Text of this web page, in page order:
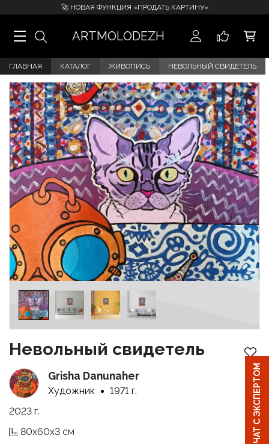
🚀 НОВАЯ ФУНКЦИЯ «ПРОДАТЬ КАРТИНУ»
ARTMOLODEZH
ГЛАВНАЯ КАТАЛОГ ЖИВОПИСЬ НЕВОЛЬНЫЙ СВИДЕТЕЛЬ
Невольный свидетель
Grisha Danunaher
Художник
1971 г.
2023 г.
80x60x3 см
ЧАТ С ЭКСПЕРТОМ